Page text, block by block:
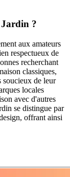
Jardin ?
aux amateurs
respectueux de
recherchant
classiques,
soucieux de leur
locales
avec d'autres
se distingue par
offrant ainsi